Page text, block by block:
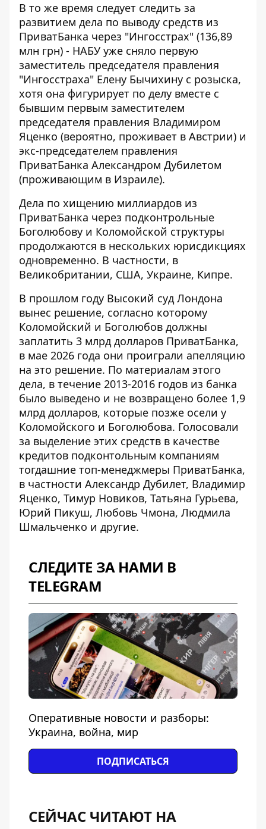
В то же время следует следить за
развитием дела по выводу средств из
ПриватБанка через "Ингосстрах" (136,89
млн грн) - НАБУ уже сняло первую
заместитель председателя правления
"Ингосстраха" Елену Бычихину с розыска,
хотя она фигурирует по делу вместе с
бывшим первым заместителем
председателя правления Владимиром
Яценко (вероятно, проживает в Австрии) и
экс-председателем правления
ПриватБанка Александром Дубилетом
(проживающим в Израиле).
Дела по хищению миллиардов из
ПриватБанка через подконтрольные
Боголюбову и Коломойской структуры
продолжаются в нескольких юрисдикциях
одновременно. В частности, в
Великобритании, США, Украине, Кипре.
В прошлом году Высокий суд Лондона
вынес решение, согласно которому
Коломойский и Боголюбов должны
заплатить 3 млрд долларов ПриватБанка,
в мае 2026 года они проиграли апелляцию
на это решение. По материалам этого
дела, в течение 2013-2016 годов из банка
было выведено и не возвращено более 1,9
млрд долларов, которые позже осели у
Коломойского и Боголюбова. Голосовали
за выделение этих средств в качестве
кредитов подконтольным компаниям
тогдашние топ-менеджмеры ПриватБанка,
в частности Александр Дубилет, Владимир
Яценко, Тимур Новиков, Татьяна Гурьева,
Юрий Пикуш, Любовь Чмона, Людмила
Шмальченко и другие.
СЛЕДИТЕ ЗА НАМИ В
TELEGRAM
Оперативные новости и разборы:
Украина, война, мир
ПОДПИСАТЬСЯ
СЕЙЧАС ЧИТАЮТ НА